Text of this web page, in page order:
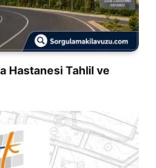
Hastanesi Tahlil ve